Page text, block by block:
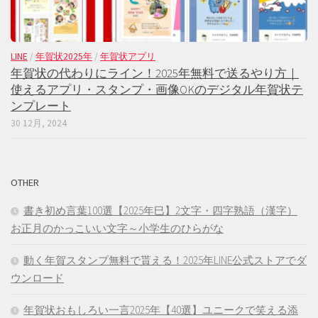
LINE / 年賀状2025年 / 年賀状アプリ
年賀状の代わりにライン！2025年無料で送るやり方｜
使えるアプリ・スタンプ・画像OKのデジタル年賀状テ
ンプレート
30 12月, 2024
OTHER
書き初め言葉100選【2025年巳】2文字・四字熟語（漢字）
お正月のかっこいい文字～小学生のひらがな
動く年賀スタンプ無料で貰える！2025年LINE公式ストアでダ
ウンロード
年賀状おもしろい一言2025年【40選】ユニークで笑える添